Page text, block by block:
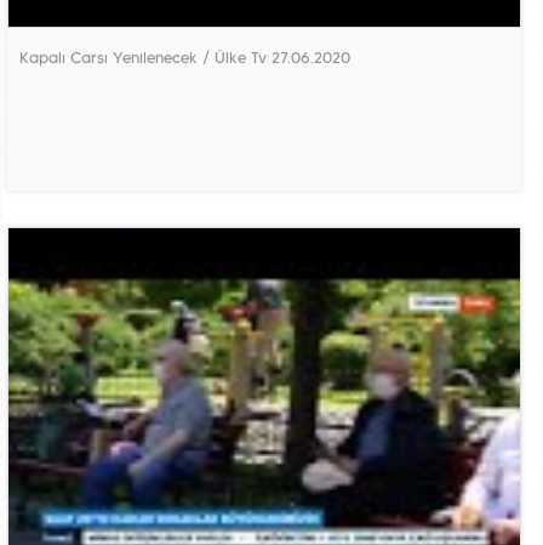
Kapalı Çarşı Yenilenecek / Ülke Tv 27.06.2020